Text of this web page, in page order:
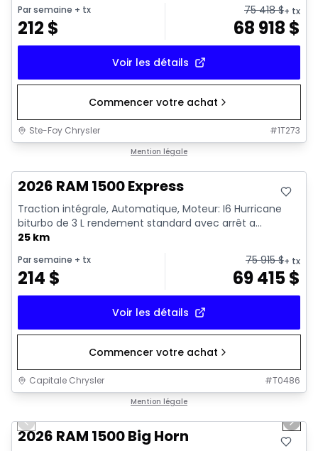
Par semaine + tx
212 $
75 418$+ tx
68 918 $
Voir les détails
Commencer votre achat
Ste-Foy Chrysler #1T273
Mention légale
2026 RAM 1500 Express
Traction intégrale, Automatique, Moteur: I6 Hurricane
biturbo de 3 L rendement standard avec arrêt a...
25 km
Par semaine + tx
214 $
75 915$+ tx
69 415$
Voir les détails
Commencer votre achat
Capitale Chrysler #T0486
Mention légale
Previous slide Next
2026 RAM 1500 Big Horn